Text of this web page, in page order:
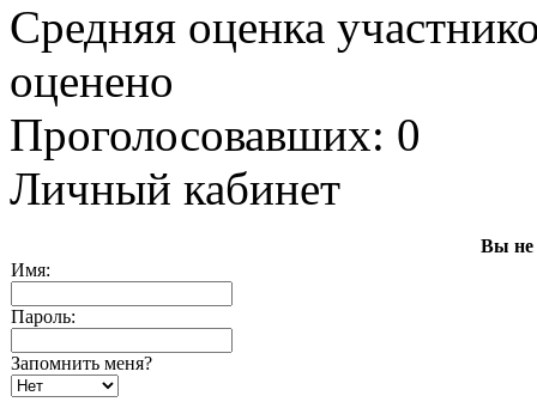
Средняя оценка
оценено
Проголосовавших: 0
Личный кабинет
Вы не
Имя:
Пароль:
Запомнить меня?